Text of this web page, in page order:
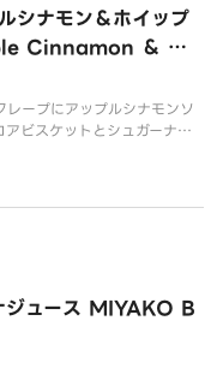
シナモン＆ホイップ
Cinnamon ＆ Wh
レープにアップルシナモンソ
ビスケットとシュガーナッ
ュース MIYAKO B